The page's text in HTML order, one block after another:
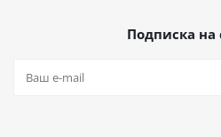
Подписка на